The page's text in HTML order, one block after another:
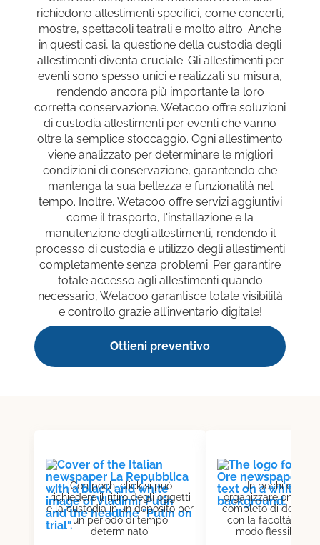
richiedono allestimenti specifici, come concerti,
mostre, spettacoli teatrali e molto altro. Anche
in questi casi, la questione della custodia degli
allestimenti diventa cruciale. Gli allestimenti per
eventi sono spesso unici e realizzati su misura,
rendendo ancora più importante la loro
corretta conservazione. Wetacoo offre soluzioni
di custodia allestimenti per eventi che vanno
oltre la semplice stoccaggio. Ogni allestimento
viene analizzato per determinare le migliori
condizioni di conservazione, garantendo che
mantenga la sua bellezza e funzionalità nel
tempo. Inoltre, Wetacoo offre servizi aggiuntivi
come il trasporto, l'installazione e la
manutenzione degli allestimenti, rendendo il
processo di custodia e utilizzo degli allestimenti
completamente senza problemi. Per garantire
totale accesso agli allestimenti quando
necessario, Wetacoo garantisce totale visibilità
e controllo grazie all’inventario digitale!
Ottieni preventivo
'Con pochi click si può
richiedere il ritiro degli oggetti
e la custodia in un deposito per
un periodo di tempo
determinato'
'In pochi click si
organizzare online
completo di
con la facoltà di
modo flessibile e